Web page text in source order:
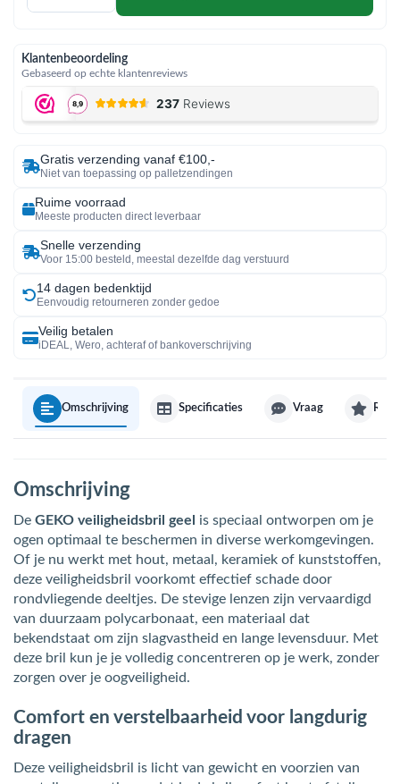
Klantenbeoordeling
Gebaseerd op echte klantenreviews
Gratis verzending vanaf €100,-
Niet van toepassing op palletzendingen
Ruime voorraad
Meeste producten direct leverbaar
Snelle verzending
Voor 15:00 besteld, meestal dezelfde dag verstuurd
14 dagen bedenktijd
Eenvoudig retourneren zonder gedoe
Veilig betalen
iDEAL, Wero, achteraf of bankoverschrijving
Omschrijving Specificaties Vraag
Omschrijving
De GEKO veiligheidsbril geel
is speciaal ontworpen om je
ogen optimaal te beschermen in diverse werkomgevingen.
Of je nu werkt met hout, metaal, keramiek of kunststoffen,
deze veiligheidsbril voorkomt effectief schade door
rondvliegende deeltjes. De stevige lenzen zijn vervaardigd
van duurzaam polycarbonaat, een materiaal dat
bekendstaat om zijn slagvastheid en lange levensduur. Met
deze bril kun je je volledig concentreren op je werk, zonder
zorgen over je oogveiligheid.
Comfort en verstelbaarheid voor langdurig
dragen
Deze veiligheidsbril is licht van gewicht en voorzien van